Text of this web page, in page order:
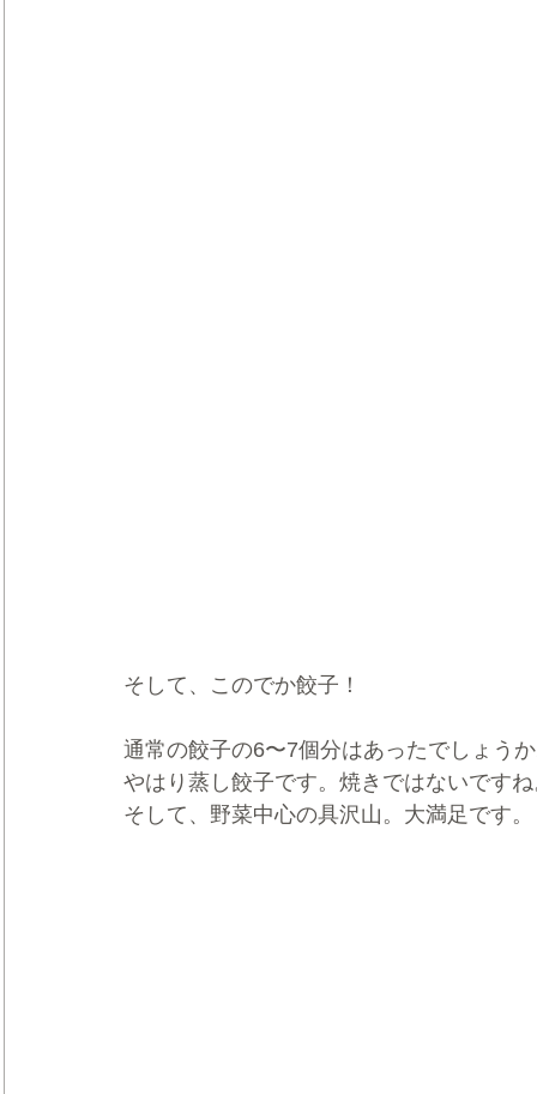
そして、このでか餃子！
通常の餃子の6〜7個分はあったでしょう
やはり蒸し餃子です。焼きではないです
そして、野菜中心の具沢山。大満足です。